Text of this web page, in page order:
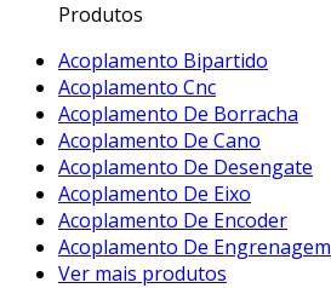
Produtos
Acoplamento Bipartido
Acoplamento Cnc
Acoplamento De Borracha
Acoplamento De Cano
Acoplamento De Desengate
Acoplamento De Eixo
Acoplamento De Encoder
Acoplamento De Engrenagem
Ver mais produtos